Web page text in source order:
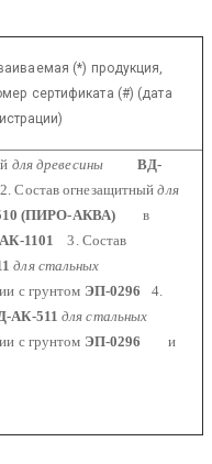
(*) продукция,
сертификата (#) (дата
для древесиныВД-
2. Состав огнезащитныйдля
(ПИРО-АКВА) в
1101
3. Состав
для стальных
с грунтом ЭП-0296
4.
АК-511 для стальных
с грунтом ЭП-0296
и